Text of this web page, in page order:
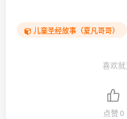
儿童圣经故事（夏凡哥哥）
喜欢
点赞0